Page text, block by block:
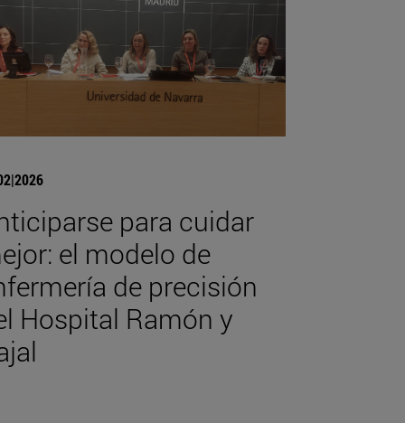
para cuidar
el modelo de
de precisión
Hospital Ramón y